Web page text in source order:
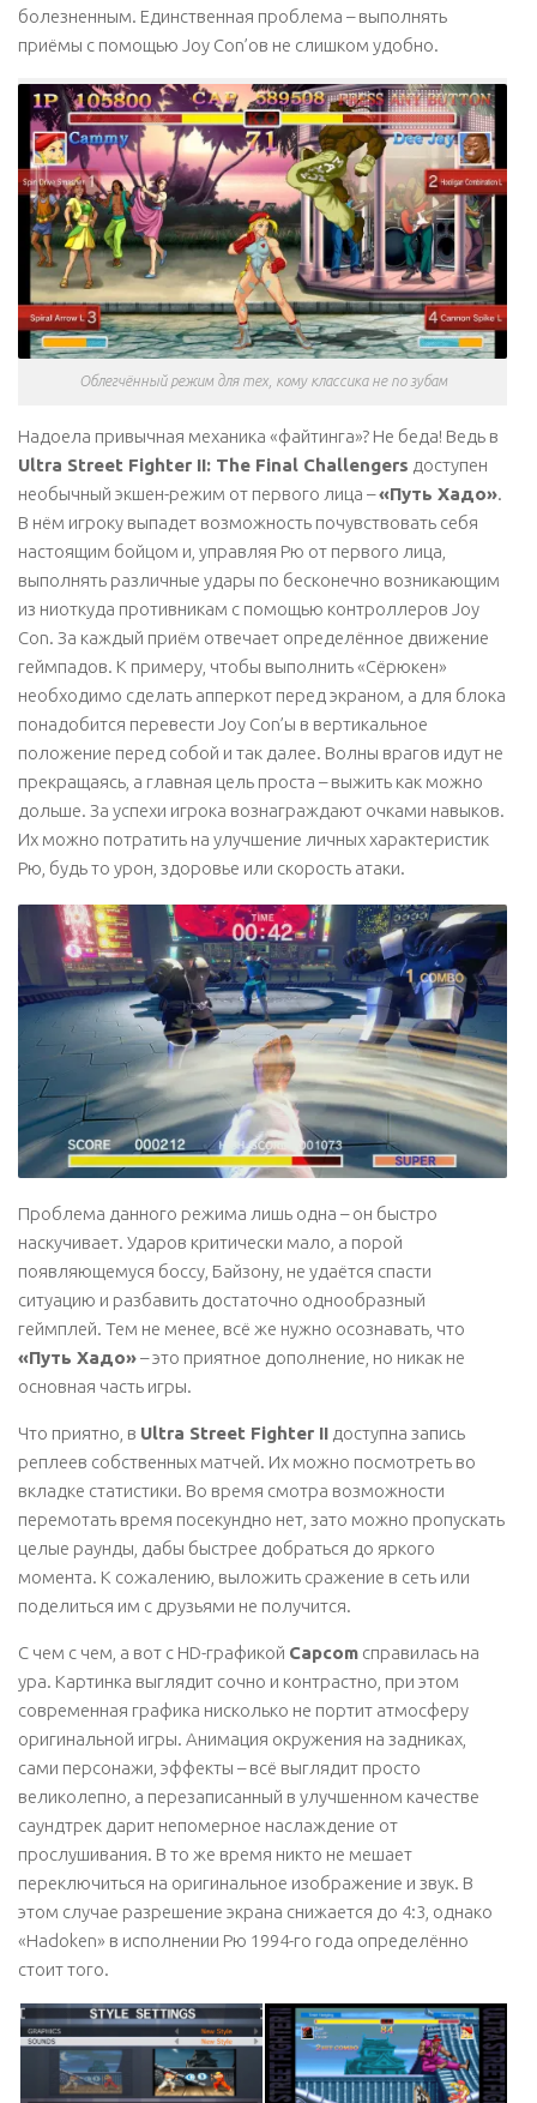
болезненным. Единственная проблема – выполнять
приёмы с помощью Joy Con’ов не слишком удобно.
Облегчённый режим для тех, кому классика не по зубам
Надоела привычная механика «файтинга»? Не беда! Ведь в
Ultra Street Fighter II: The Final Challengers доступен
необычный экшен-режим от первого лица –«Путь Хадо».
В нём игроку выпадет возможность почувствовать себя
настоящим бойцом и, управляя Рю от первого лица,
выполнять различные удары по бесконечно возникающим
из ниоткуда противникам с помощью контроллеров Joy
Con. За каждый приём отвечает определённое движение
геймпадов. К примеру, чтобы выполнить «Сёрюкен»
необходимо сделать апперкот перед экраном, а для блока
понадобится перевести Joy Con’ы в вертикальное
положение перед собой и так далее. Волны врагов идут не
прекращаясь, а главная цель проста – выжить как можно
дольше. За успехи игрока вознаграждают очками навыков.
Их можно потратить на улучшение личных характеристик
Рю, будь то урон, здоровье или скорость атаки.
Проблема данного режима лишь одна – он быстро
наскучивает. Ударов критически мало, а порой
появляющемуся боссу, Байзону, не удаётся спасти
ситуацию и разбавить достаточно однообразный
геймплей. Тем не менее, всё же нужно осознавать, что
«Путь Хадо»– это приятное дополнение, но никак не
основная часть игры.
Что приятно, в Ultra Street Fighter II доступна запись
реплеев собственных матчей. Их можно посмотреть во
вкладке статистики. Во время смотра возможности
перемотать время посекундно нет, зато можно пропускать
целые раунды, дабы быстрее добраться до яркого
момента. К сожалению, выложить сражение в сеть или
поделиться им с друзьями не получится.
С чем с чем, а вот с HD-графикой Capcom справилась на
ура. Картинка выглядит сочно и контрастно, при этом
современная графика нисколько не портит атмосферу
оригинальной игры. Анимация окружения на задниках,
сами персонажи, эффекты – всё выглядит просто
великолепно, а перезаписанный в улучшенном качестве
саундтрек дарит непомерное наслаждение от
прослушивания. В то же время никто не мешает
переключиться на оригинальное изображение и звук. В
этом случае разрешение экрана снижается до 4:3, однако
«Hadoken» в исполнении Рю 1994-го года определённо
стоит того.